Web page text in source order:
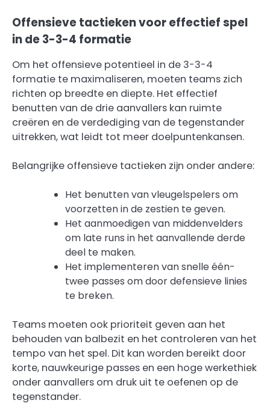
Offensieve tactieken voor effectief spel
in de 3-3-4 formatie
Om het offensieve potentieel in de 3-3-4
formatie te maximaliseren, moeten teams zich
richten op breedte en diepte. Het effectief
benutten van de drie aanvallers kan ruimte
creëren en de verdediging van de tegenstander
uitrekken, wat leidt tot meer doelpuntenkansen.
Belangrijke offensieve tactieken zijn onder andere:
Het benutten van vleugelspelers om
voorzetten in de zestien te geven.
Het aanmoedigen van middenvelders
om late runs in het aanvallende derde
deel te maken.
Het implementeren van snelle één-
twee passes om door defensieve linies
te breken.
Teams moeten ook prioriteit geven aan het
behouden van balbezit en het controleren van het
tempo van het spel. Dit kan worden bereikt door
korte, nauwkeurige passes en een hoge werkethiek
onder aanvallers om druk uit te oefenen op de
tegenstander.